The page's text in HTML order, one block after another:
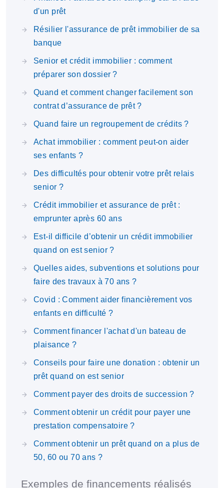
d'un prêt
Résilier l'assurance de prêt immobilier de sa
banque
Senior et crédit immobilier : comment
préparer son dossier ?
Quand et comment changer facilement son
contrat d’assurance de prêt ?
Quand faire un regroupement de crédits ?
Achat immobilier : comment peut-on aider
ses enfants ?
Des difficultés pour obtenir votre prêt relais
senior ?
Crédit immobilier et assurance de prêt :
emprunter après 60 ans
Est-il difficile d’obtenir un crédit immobilier
quand on est senior ?
Quelles aides, subventions et solutions pour
faire des travaux à 70 ans ?
Covid : Comment aider financièrement vos
enfants en difficulté ?
Comment financer l'achat d'un bateau de
plaisance ?
Conseils pour faire une donation : obtenir un
prêt quand on est senior
Comment payer des droits de succession ?
Comment obtenir un crédit pour payer une
prestation compensatoire ?
Comment obtenir un prêt quand on a plus de
50, 60 ou 70 ans ?
Exemples de financements réalisés